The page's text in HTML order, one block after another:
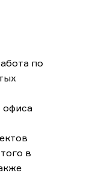
по
офиса
в